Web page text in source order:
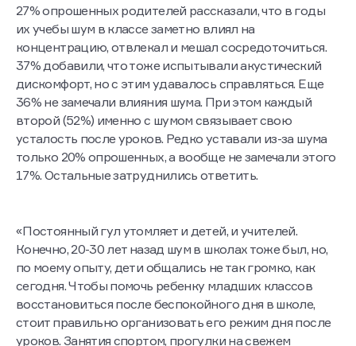
27% опрошенных родителей рассказали, что в годы
их учебы шум в классе заметно влиял на
концентрацию, отвлекал и мешал сосредоточиться.
37% добавили, что тоже испытывали акустический
дискомфорт, но с этим удавалось справляться. Еще
36% не замечали влияния шума. При этом каждый
второй (52%) именно с шумом связывает свою
усталость после уроков. Редко уставали из-за шума
только 20% опрошенных, а вообще не замечали этого
«Постоянный гул утомляет и детей, и учителей.
Конечно, 20-30 лет назад шум в школах тоже был, но,
по моему опыту, дети общались не так громко, как
сегодня. Чтобы помочь ребенку младших классов
восстановиться после беспокойного дня в школе,